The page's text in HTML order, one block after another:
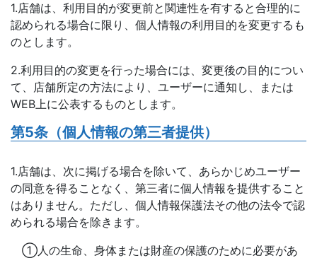
1.店舗は、利用目的が変更前と関連性を有すると合理的に
認められる場合に限り、個人情報の利用目的を変更するも
のとします。
2.利用目的の変更を行った場合には、変更後の目的につい
て、店舗所定の方法により、ユーザーに通知し、または
WEB上に公表するものとします。
第5条（個人情報の第三者提供）
1.店舗は、次に掲げる場合を除いて、あらかじめユーザー
の同意を得ることなく、第三者に個人情報を提供すること
はありません。ただし、個人情報保護法その他の法令で認
められる場合を除きます。
①人の生命、身体または財産の保護のために必要があ